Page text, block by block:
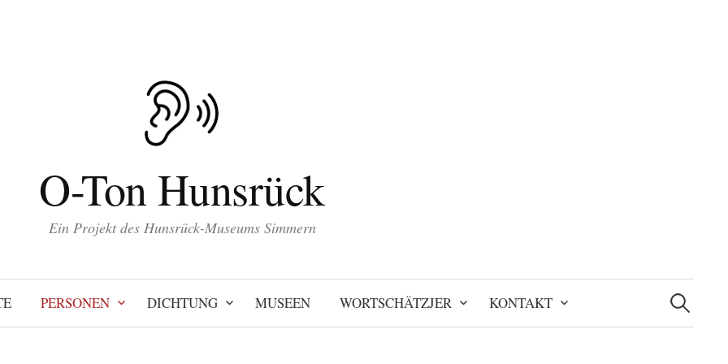
O-Ton Hunsrück
Ein Projekt des Hunsrück-Museums Simmern
PERSONEN DICHTUNG MUSEEN WORTSCHÄTZJER KONTAKT
Suchen
nach: